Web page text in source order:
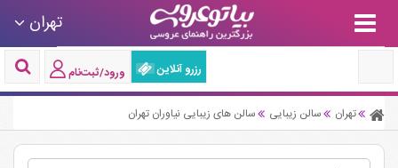
تهران
رزرو آنلاین ورود/ثبت‌نام
تهران سالن زیبایی سالن های زیبایی نیاوران تهران